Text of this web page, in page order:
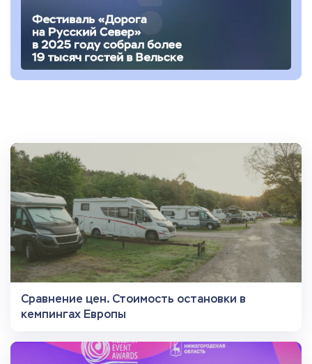
Сравнение цен. Стоимость остановки в
кемпингах Европы